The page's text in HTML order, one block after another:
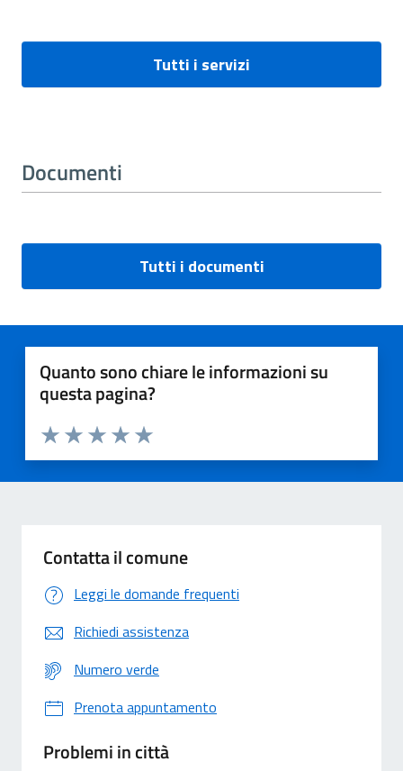
Tutti i servizi
Documenti
Tutti i documenti
Quanto sono chiare le informazioni su
questa pagina?
Valuta 5 stelle su 5
Valuta 4 stelle su 5
Valuta 3 stelle su 5
Valuta 2 stelle su 5
Valuta 1 stelle su 5
Contatta il comune
Leggi le domande frequenti
Richiedi assistenza
Numero verde
Prenota appuntamento
Problemi in città